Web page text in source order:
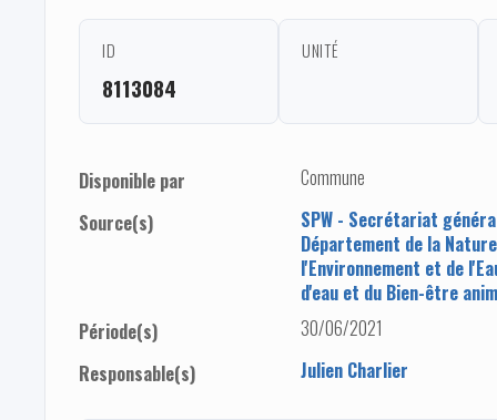
ID
8113084
UNITÉ
Disponible par
Commune
Source(s)
SPW - Secrétariat
Département de la
l'Environnement et de
d'eau et du Bien-être
Période(s)
30/06/2021
Responsable(s)
Julien Charlier